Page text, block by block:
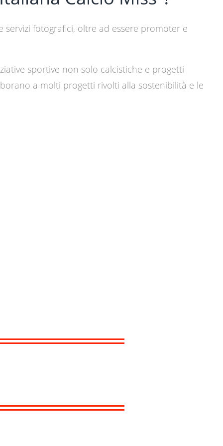
fotografici, oltre ad essere promoter e
sportive non solo calcistiche e progetti
a molti progetti rivolti alla sostenibilità e le